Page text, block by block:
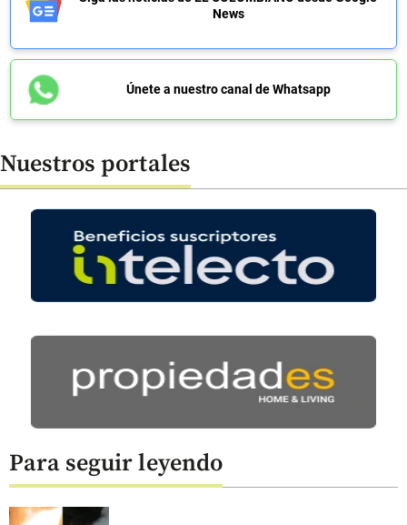
News
Únete a nuestro canal de Whatsapp
Nuestros portales
Para seguir leyendo